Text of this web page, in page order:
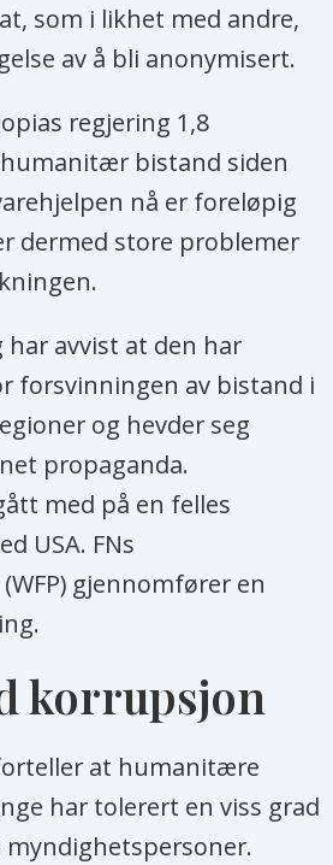
som i likhet med andre,
av å bli anonymisert.
regjering 1,8
bistand siden
nå er foreløpig
dermed store problemer
har avvist at den har
forsvinningen av bistand i
og hevder seg
propaganda.
med på en felles
USA. FNs
gjennomfører en
korrupsjon
at humanitære
har tolerert en viss grad